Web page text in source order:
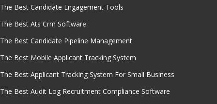
The Best Candidate Engagement Tools
The Best Ats Crm Software
The Best Candidate Pipeline Management
The Best Mobile Applicant Tracking System
The Best Applicant Tracking System For Small Business
The Best Audit Log Recruitment Compliance Software